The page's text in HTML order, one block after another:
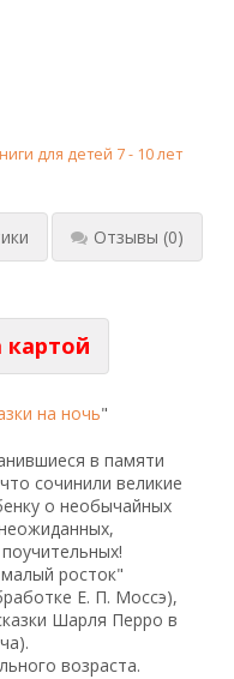
для детей 7 - 10 лет
Отзывы (0)
на ночь"
в памяти
сочинили великие
о необычайных
росток"
Е. П. Моссэ),
Шарля Перро в
возраста.